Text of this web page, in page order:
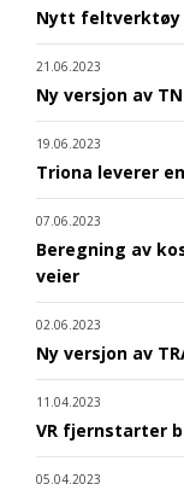
Nytt feltverktøy
21.06.2023
Ny versjon av
19.06.2023
Triona leverer
07.06.2023
Beregning av
veier
02.06.2023
Ny versjon av
11.04.2023
VR fjernstarter
05.04.2023